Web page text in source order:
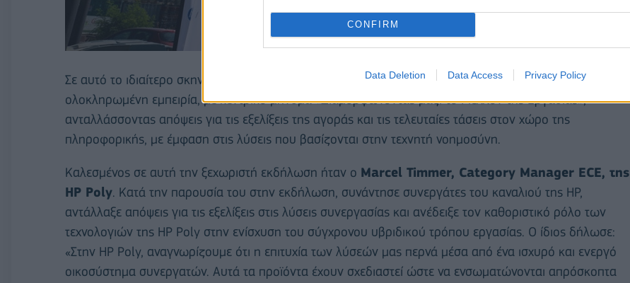
CONFIRM
Data Deletion Data Access Privacy Policy
Σε αυτό το ιδιαίτερο σκηνικό, οι συνεργάτες και οι προσκεκλημένοι είχαν την ευκαιρία να ζήσουν μια
ολοκληρωμένη εμπειρία, με κεντρικό μήνυμα «Διαμορφώνοντας μαζί το Μέλλον της Εργασίας»,
ανταλλάσσοντας απόψεις για τις εξελίξεις της αγοράς και τις τελευταίες τάσεις στον χώρο της
πληροφορικής, με έμφαση στις λύσεις που βασίζονται στην τεχνητή νοημοσύνη.
Καλεσμένος σε αυτή την ξεχωριστή εκδήλωση ήταν ο Marcel Timmer, Category Manager ECE, της
HP Poly. Κατά την παρουσία του στην εκδήλωση, συνάντησε συνεργάτες του καναλιού της HP,
αντάλλαξε απόψεις για τις εξελίξεις στις λύσεις συνεργασίας και ανέδειξε τον καθοριστικό ρόλο των
τεχνολογιών της HP Poly στην ενίσχυση του σύγχρονου υβριδικού τρόπου εργασίας. Ο ίδιος δήλωσε:
«Στην HP Poly, αναγνωρίζουμε ότι η επιτυχία των λύσεών μας περνά μέσα από ένα ισχυρό και ενεργό
οικοσύστημα συνεργατών. Αυτά τα προϊόντα έχουν σχεδιαστεί ώστε να ενσωματώνονται απρόσκοπτα